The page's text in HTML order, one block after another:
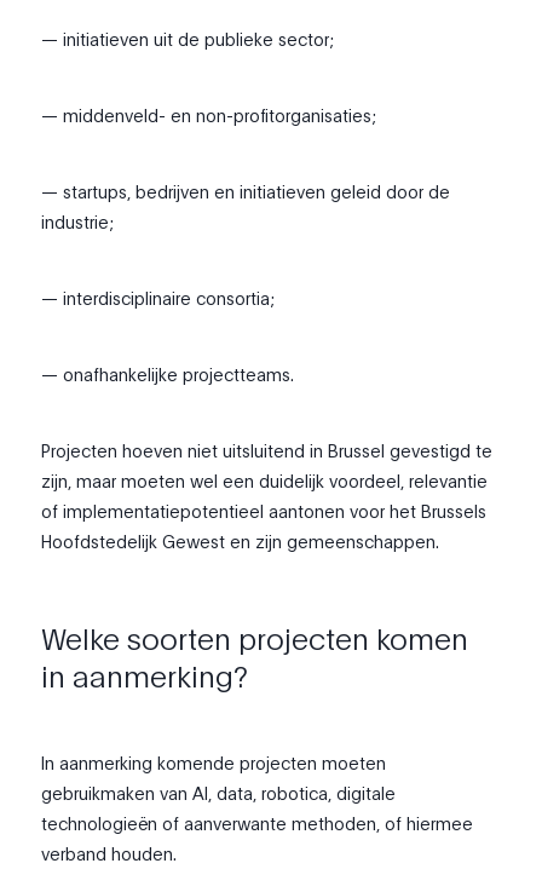
— initiatieven uit de publieke sector;
— middenveld- en non-profitorganisaties;
— startups, bedrijven en initiatieven geleid door de
industrie;
— interdisciplinaire consortia;
— onafhankelijke projectteams.
Projecten hoeven niet uitsluitend in Brussel gevestigd te
zijn, maar moeten wel een duidelijk voordeel, relevantie
of implementatiepotentieel aantonen voor het Brussels
Hoofdstedelijk Gewest en zijn gemeenschappen.
Welke soorten projecten komen
in aanmerking?
In aanmerking komende projecten moeten
gebruikmaken van AI, data, robotica, digitale
technologieën of aanverwante methoden, of hiermee
verband houden.